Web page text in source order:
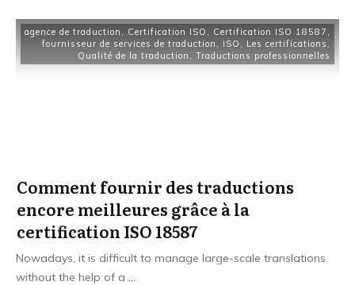
agence de traduction , Certification ISO , Certification ISO 18587 ,
fournisseur de services de traduction , ISO , Les certifications ,
Qualité de la traduction , Traductions professionnelles
Comment fournir des traductions
encore meilleures grâce à la
certification ISO 18587
Nowadays, it is difficult to manage large-scale translations
without the help of a ...